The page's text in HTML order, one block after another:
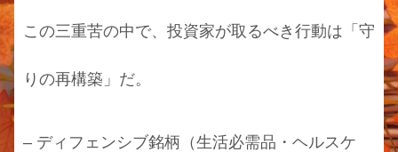
この三重苦の中で、投資家が取るべき行動は「守
りの再構築」だ。
– ディフェンシブ銘柄（生活必需品・ヘルスケ